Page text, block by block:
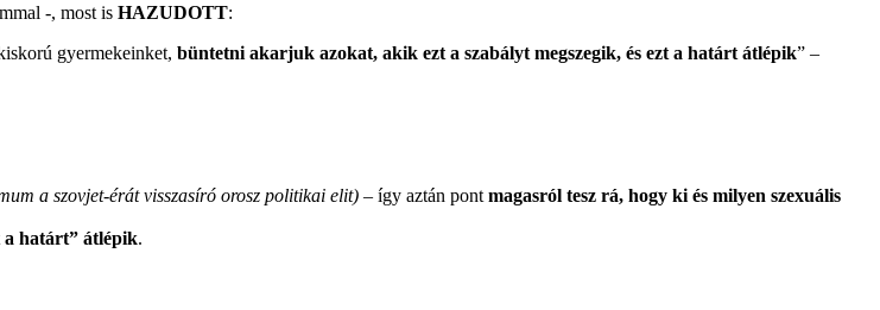
-, most is HAZUDOTT:
gyermekeinket, büntetni akarjuk azokat, akik ezt a szabályt megszegik, és ezt a határt átlépik” –
a szovjet-érát visszasíró orosz politikai elit) – így aztán pont magasról tesz rá, hogy ki és milyen szexuális
a határt” átlépik.